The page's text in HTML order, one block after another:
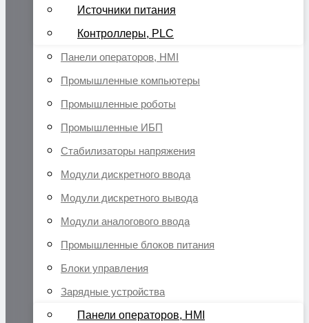
Источники питания
Контроллеры, PLC
Панели операторов, HMI
Промышленные компьютеры
Промышленные роботы
Промышленные ИБП
Стабилизаторы напряжения
Модули дискретного ввода
Модули дискретного вывода
Модули аналогового ввода
Промышленные блоков питания
Блоки управления
Зарядные устройства
Панели операторов, HMI